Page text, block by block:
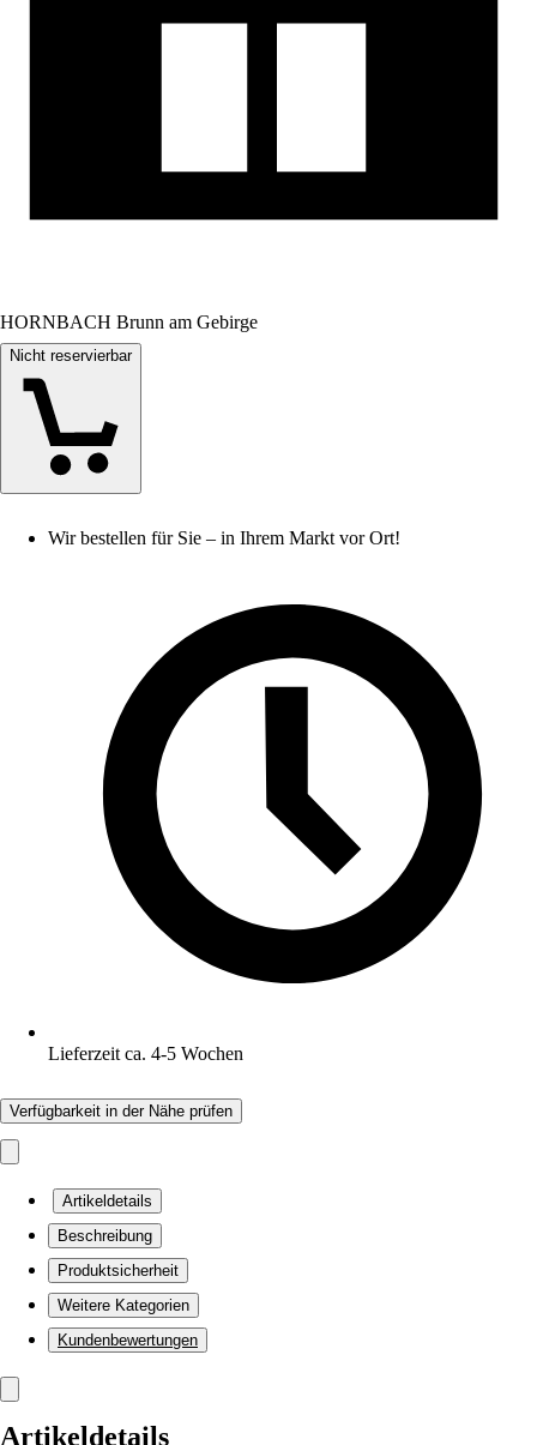
HORNBACH Brunn am Gebirge
Nicht reservierbar
Wir bestellen für Sie – in Ihrem Markt vor Ort!
Lieferzeit ca. 4-5 Wochen
Verfügbarkeit in der Nähe prüfen
Artikeldetails
Beschreibung
Produktsicherheit
Weitere Kategorien
Kundenbewertungen
Artikeldetails